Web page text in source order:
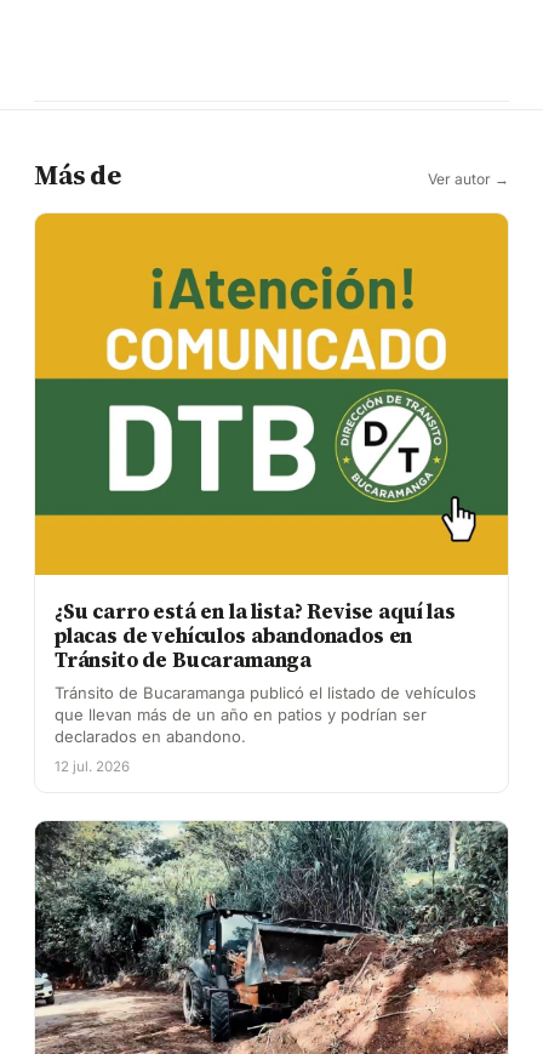
Más de Ver autor →
¿Su carro está en la lista? Revise aquí las
placas de vehículos abandonados en
Tránsito de Bucaramanga
Tránsito de Bucaramanga publicó el listado de vehículos
que llevan más de un año en patios y podrían ser
declarados en abandono.
12 jul. 2026